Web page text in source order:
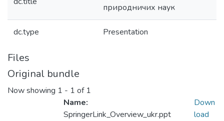
природничих наук
dc.type Presentation
Files
Original bundle
Now showing 1 - 1 of 1
Name:
SpringerLink_Overview_ukr.ppt
Down
load